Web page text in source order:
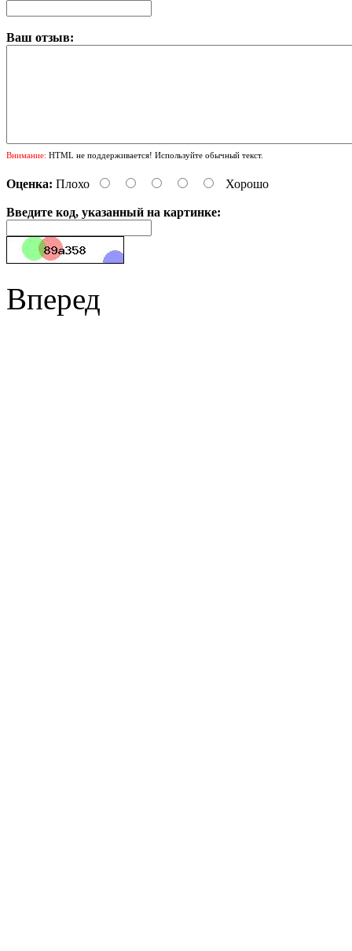
Ваш отзыв:
Внимание: HTML не поддерживается! Используйте обычный текст.
Оценка: Плохо Хорошо
Введите код, указанный на картинке:
Вперед